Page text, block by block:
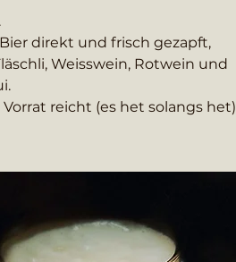
direkt und frisch gezapft,
Weisswein, Rotwein und
reicht (es het solangs het)